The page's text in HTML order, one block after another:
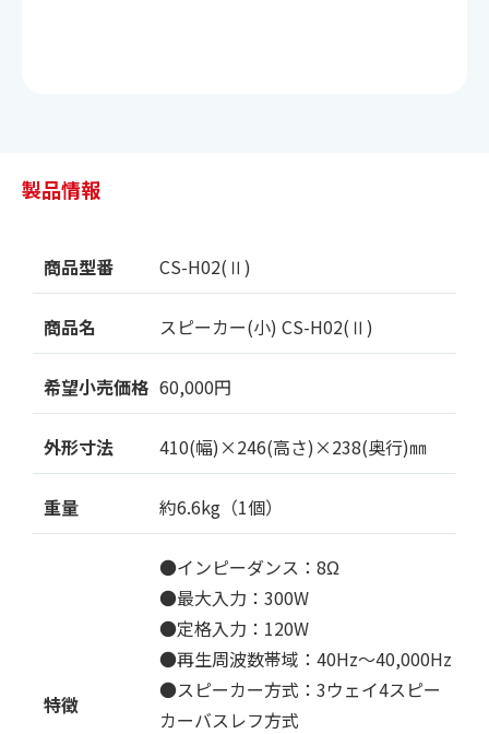
営業所一覧
製品情報
商品型番 CS-H02(Ⅱ)
商品名 スピーカー(小) CS-H02(Ⅱ)
希望小売価格 60,000円
外形寸法 410(幅)×246(高さ)×238(奥行)㎜
重量 約6.6kg（1個）
特徴
●インピーダンス：8Ω
●最大入力：300W
●定格入力：120W
●再生周波数帯域：40Hz～40,000Hz
●スピーカー方式：3ウェイ4スピー
カーバスレフ方式